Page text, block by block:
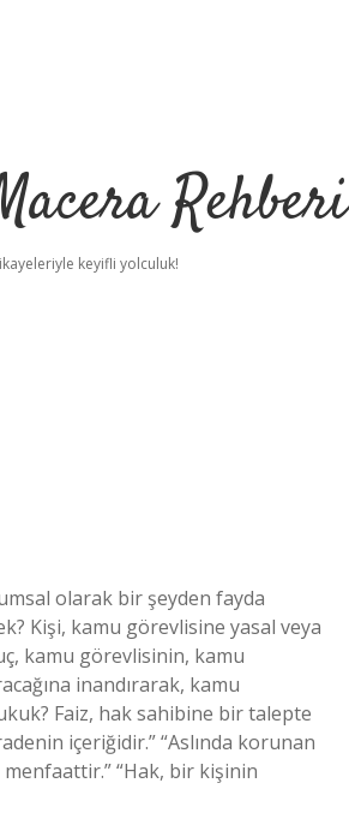
Rehberi
keyifli yolculuk!
olarak bir şeyden fayda
Kişi, kamu görevlisine yasal veya
kamu görevlisinin, kamu
inandırarak, kamu
Faiz, hak sahibine bir talepte
içeriğidir.” “Aslında korunan
“Hak, bir kişinin